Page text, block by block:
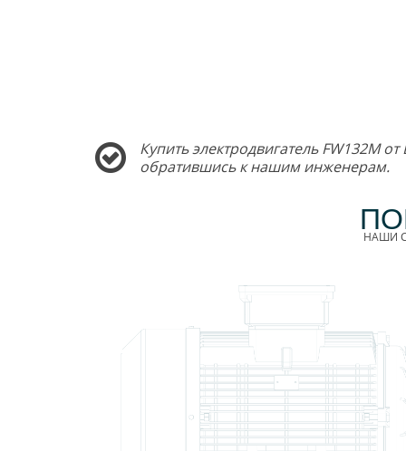
Купить электродвигатель FW132M
обратившись к нашим инженерам.
НАШИ